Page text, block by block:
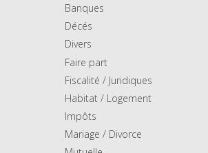
Banques
Décés
Divers
Faire part
Fiscalité / Juridiques
Habitat / Logement
Impôts
Mariage / Divorce